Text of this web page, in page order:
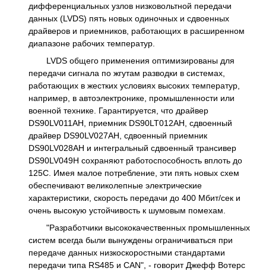
дифференциальных узлов низковольтной передачи
данных (LVDS) пять новых одиночных и сдвоенных
драйверов и приемников, работающих в расширенном
диапазоне рабочих температур.
LVDS общего применения оптимизированы для
передачи сигнала по жгутам разводки в системах,
работающих в жестких условиях высоких температур,
например, в автоэлектронике, промышленности или
военной технике. Гарантируется, что драйвер
DS90LV011AH, приемник DS90LT012AH, сдвоенный
драйвер DS90LV027AH, сдвоенный приемник
DS90LV028AH и интегральный сдвоенный трансивер
DS90LV049H сохраняют работоспособность вплоть до
125С. Имея малое потребление, эти пять новых схем
обеспечивают великолепные электрические
характеристики, скорость передачи до 400 Мбит/сек и
очень высокую устойчивость к шумовым помехам.
"Разработчики высококачественных промышленных
систем всегда были вынуждены ограничиваться при
передаче данных низкоскоростными стандартами
передачи типа RS485 и CAN", - говорит Джефф Вотерс